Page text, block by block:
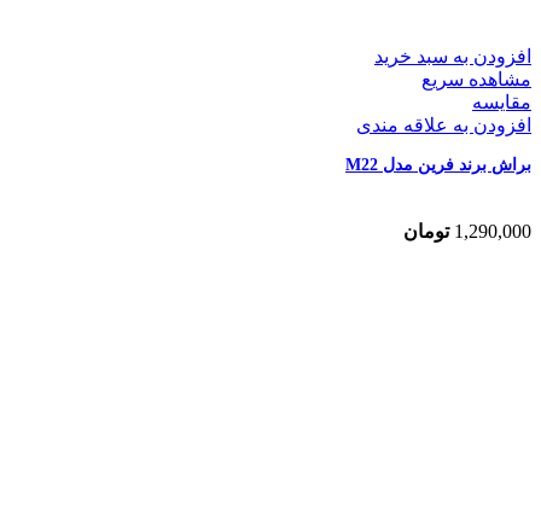
افزودن به سبد خرید
مشاهده سریع
مقایسه
افزودن به علاقه مندی
براش برند فرین مدل M22
1,290,000 تومان